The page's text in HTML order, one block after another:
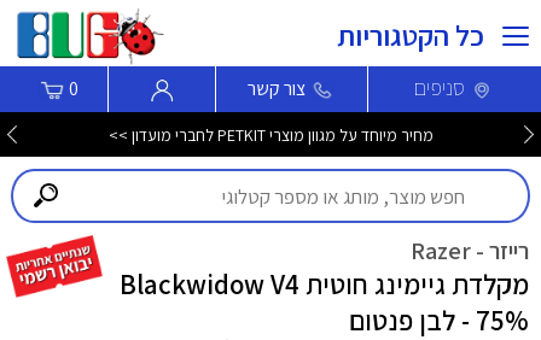
כל הקטגוריות
סניפים צור קשר 0
מחיר מיוחד על מגוון מוצרי PETKIT לחברי מועדון >>
רייזר - Razer
מקלדת גיימינג חוטית Blackwidow V4
75% - לבן פנטום